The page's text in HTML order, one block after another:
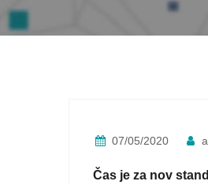
07/05/2020
Čas je za nov